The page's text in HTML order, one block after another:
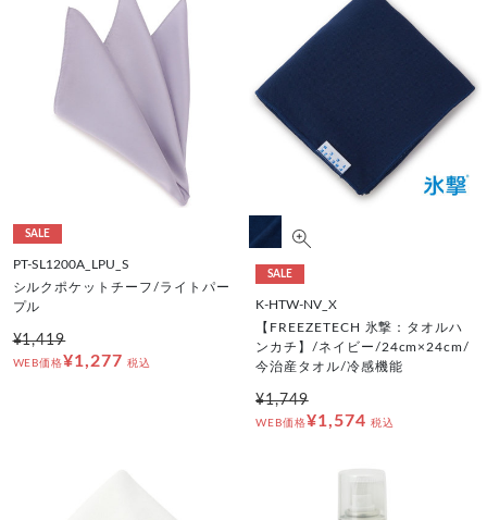
SALE
PT-SL1200A_LPU_S
シルクポケットチーフ/ライトパー
プル
¥1,419
WEB価格¥1,277 税込
SALE
K-HTW-NV_X
【FREEZETECH 氷撃：タオルハ
ンカチ】/ネイビー/24cm×24cm/
今治産タオル/冷感機能
¥1,749
WEB価格¥1,574 税込